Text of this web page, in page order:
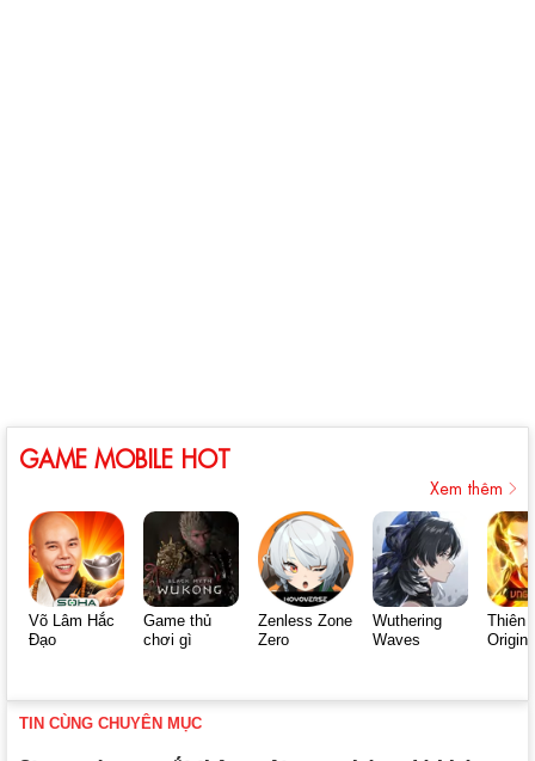
GAME MOBILE HOT
Xem thêm
Võ Lâm Hắc
Đạo
Game thủ
chơi gì
Zenless Zone
Zero
Wuthering
Waves
Thiên
Origin
TIN CÙNG CHUYÊN MỤC